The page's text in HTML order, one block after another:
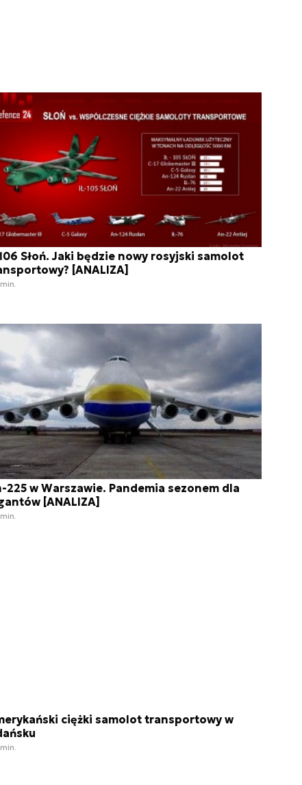
Słoń. Jaki będzie nowy rosyjski samolot
[ANALIZA]
225 w Warszawie. Pandemia sezonem dla
[ANALIZA]
ciężki samolot transportowy w